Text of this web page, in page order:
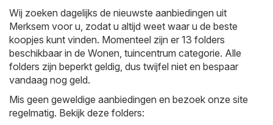
Wij zoeken dagelijks de nieuwste aanbiedingen uit
Merksem voor u, zodat u altijd weet waar u de beste
koopjes kunt vinden. Momenteel zijn er 13 folders
beschikbaar in de Wonen, tuincentrum categorie. Alle
folders zijn beperkt geldig, dus twijfel niet en bespaar
vandaag nog geld.
Mis geen geweldige aanbiedingen en bezoek onze site
regelmatig. Bekijk deze folders: